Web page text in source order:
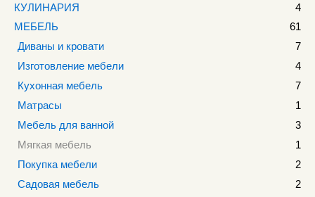
КУЛИНАРИЯ
4
МЕБЕЛЬ
61
Диваны и кровати
7
Изготовление мебели
4
Кухонная мебель
7
Матрасы
1
Мебель для ванной
3
Мягкая мебель
1
Покупка мебели
2
Садовая мебель
2